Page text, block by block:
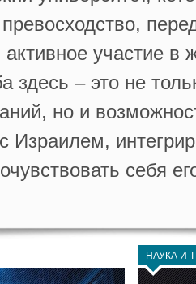
участие в
здесь – это не
но и
Израилем,
себя
НАУКА И